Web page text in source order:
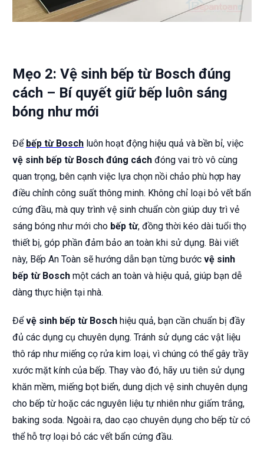
Mẹo 2: Vệ sinh bếp từ Bosch đúng
cách – Bí quyết giữ bếp luôn sáng
bóng như mới
Để bếp từ Bosch luôn hoạt động hiệu quả và bền bỉ, việc
vệ sinh bếp từ Bosch đúng cách đóng vai trò vô cùng
quan trọng, bên cạnh việc lựa chọn nồi chảo phù hợp hay
điều chỉnh công suất thông minh. Không chỉ loại bỏ vết bẩn
cứng đầu, mà quy trình vệ sinh chuẩn còn giúp duy trì vẻ
sáng bóng như mới cho bếp từ, đồng thời kéo dài tuổi thọ
thiết bị, góp phần đảm bảo an toàn khi sử dụng. Bài viết
này, Bếp An Toàn sẽ hướng dẫn bạn từng bước vệ sinh
bếp từ Bosch một cách an toàn và hiệu quả, giúp bạn dễ
dàng thực hiện tại nhà.
Đểvệ sinh bếp từ Bosch hiệu quả, bạn cần chuẩn bị đầy
đủ các dụng cụ chuyên dụng. Tránh sử dụng các vật liệu
thô ráp như miếng cọ rửa kim loại, vì chúng có thể gây trầy
xước mặt kính của bếp. Thay vào đó, hãy ưu tiên sử dụng
khăn mềm, miếng bọt biển, dung dịch vệ sinh chuyên dụng
cho bếp từ hoặc các nguyên liệu tự nhiên như giấm trắng,
baking soda. Ngoài ra, dao cạo chuyên dụng cho bếp từ có
thể hỗ trợ loại bỏ các vết bẩn cứng đầu.